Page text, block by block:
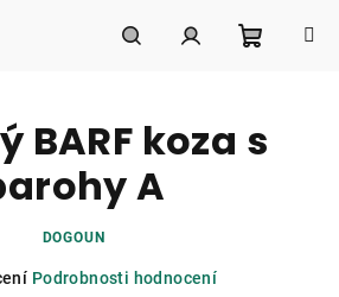
košík
BARF koza s
A
DOGOUN
Podrobnosti hodnocení